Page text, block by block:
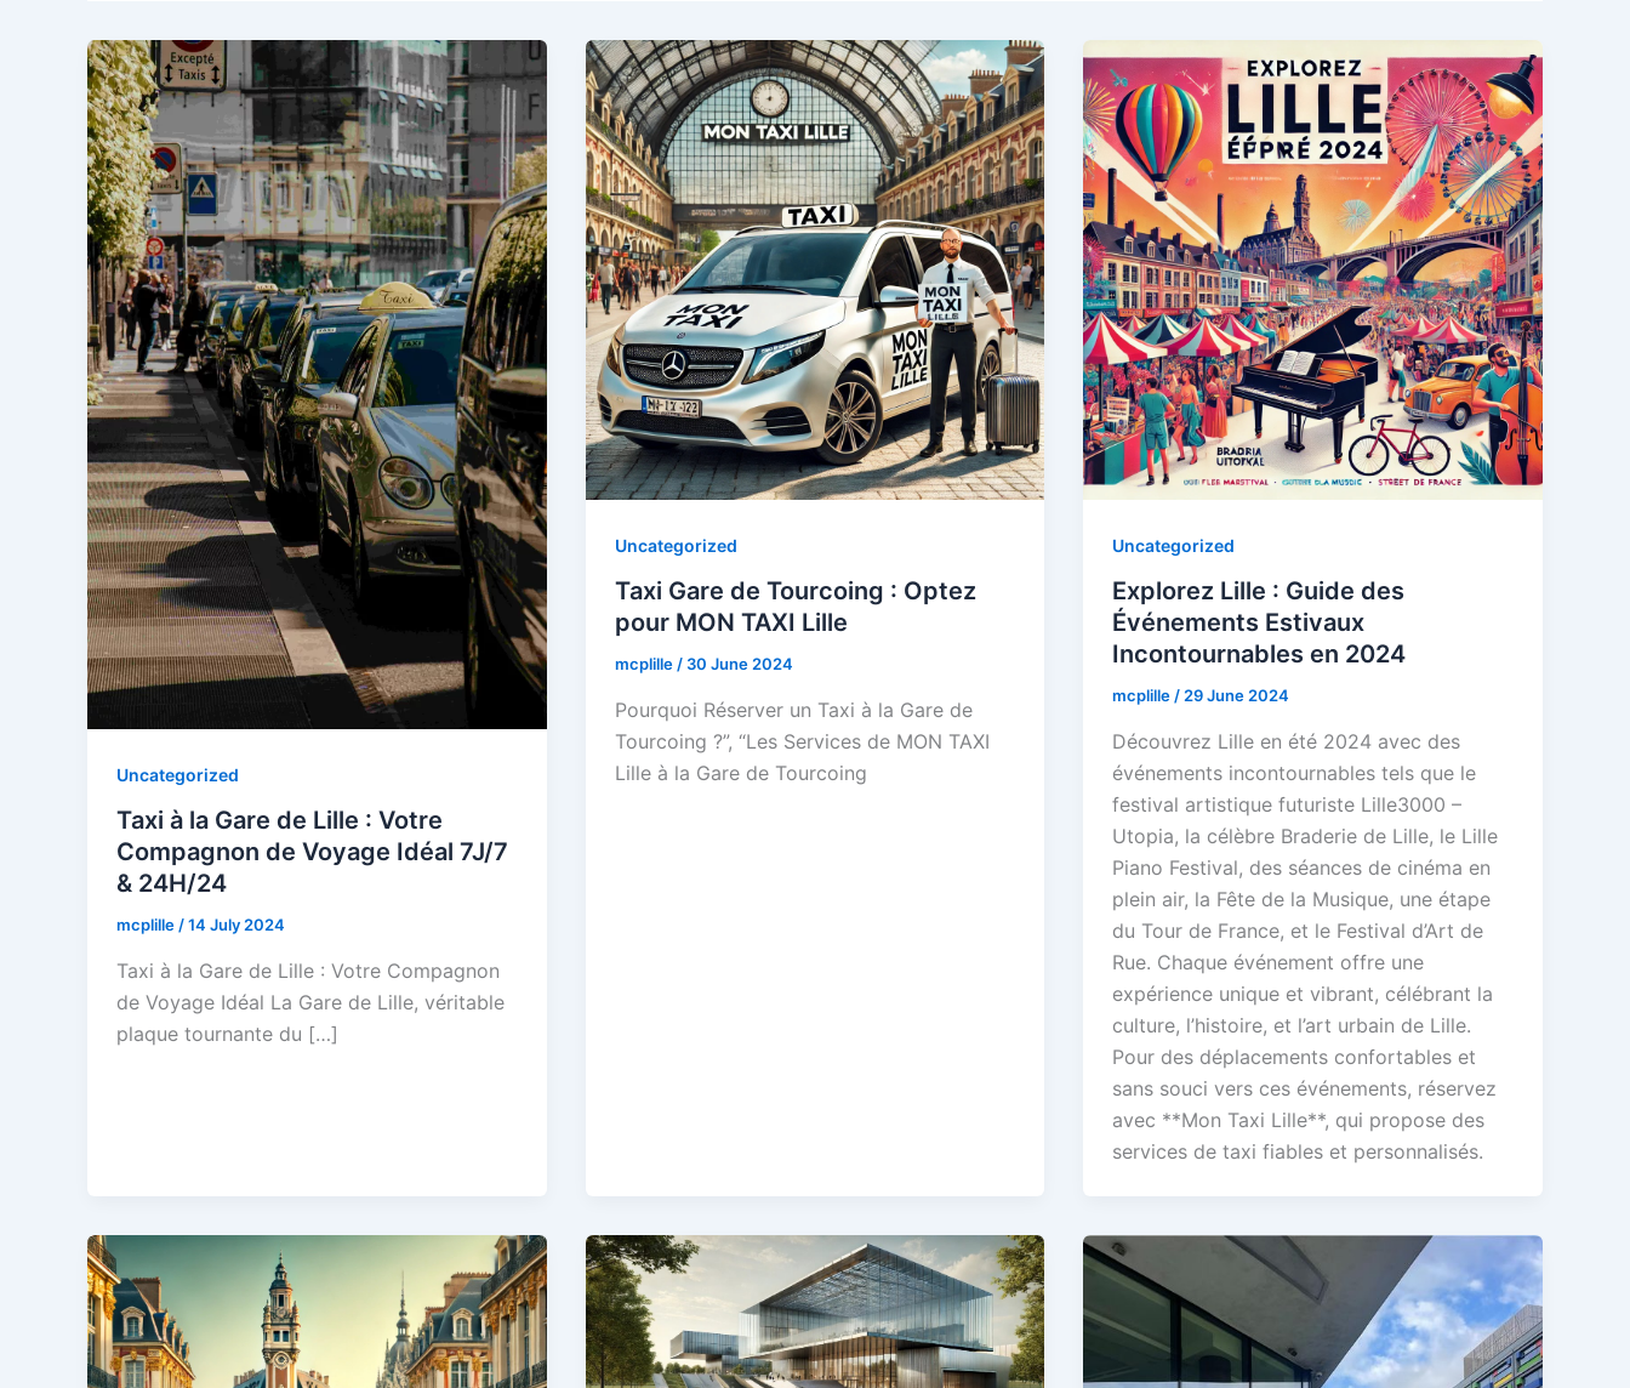
Uncategorized
Taxi à la Gare de Lille : Votre
Compagnon de Voyage Idéal 7J/7
& 24H/24
mcplille/14 July 2024
Taxi à la Gare de Lille : Votre Compagnon
de Voyage Idéal La Gare de Lille, véritable
plaque tournante du […]
Uncategorized
Taxi Gare de Tourcoing : Optez
pour MON TAXI Lille
mcplille/ 30 June 2024
Pourquoi Réserver un Taxi à la Gare de
Tourcoing ?”, “Les Services de MON TAXI
Lille à la Gare de Tourcoing
Uncategorized
Explorez Lille : Guide des
Événements Estivaux
Incontournables en 2024
mcplille/29 June 2024
Découvrez Lille en été 2024 avec des
événements incontournables tels que le
festival artistique futuriste Lille3000 –
Utopia, la célèbre Braderie de Lille, le Lille
Piano Festival, des séances de cinéma en
plein air, la Fête de la Musique, une étape
du Tour de France, et le Festival d’Art de
Rue. Chaque événement offre une
expérience unique et vibrant, célébrant la
culture, l’histoire, et l’art urbain de Lille.
Pour des déplacements confortables et
sans souci vers ces événements, réservez
avec **Mon Taxi Lille**, qui propose des
services de taxi fiables et personnalisés.